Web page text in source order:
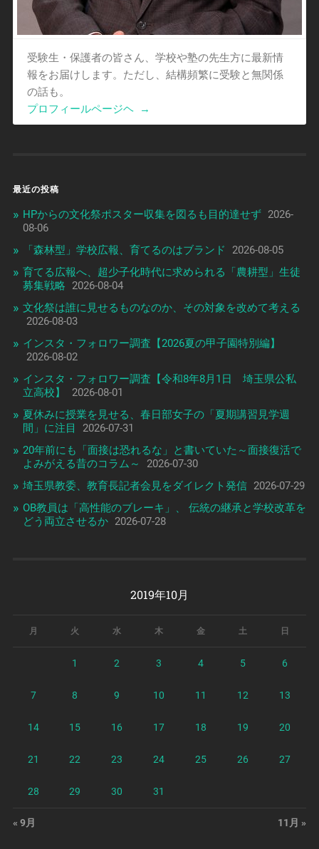
受験生・保護者の皆さん、学校や塾の先生方に最新情
報をお届けします。ただし、結構頻繁に受験と無関係
の話も。
プロフィールページヘ
→
最近の投稿
HPからの文化祭ポスター収集を図るも目的達せず
2026-
08-06
「森林型」学校広報、育てるのはブランド
2026-08-05
育てる広報へ、超少子化時代に求められる「農耕型」生徒
募集戦略
2026-08-04
文化祭は誰に見せるものなのか、その対象を改めて考える
2026-08-03
インスタ・フォロワー調査【2026夏の甲子園特別編】
2026-08-02
インスタ・フォロワー調査【令和8年8月1日 埼玉県公私
立高校】
2026-08-01
夏休みに授業を見せる、春日部女子の「夏期講習見学週
間」に注目
2026-07-31
20年前にも「面接は恐れるな」と書いていた～面接復活で
よみがえる昔のコラム～
2026-07-30
埼玉県教委、教育長記者会見をダイレクト発信 2026-07-29
OB教員は「高性能のブレーキ」、 伝統の継承と学校改革を
どう両立させるか 2026-07-28
2019年10月
月 火 水 木 金 土 日
1 2 3 4 5 6
7 8 9 10 11 12 13
14 15 16 17 18 19 20
21 22 23 24 25 26 27
28 29 30 31
« 9月 11月 »